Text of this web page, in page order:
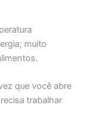
muito
que você abre
trabalhar